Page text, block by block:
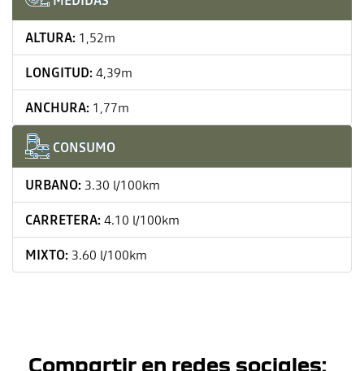
ALTURA: 1,52m
LONGITUD:4,39m
ANCHURA: 1,77m
CONSUMO
URBANO: 3.30 l/100km
CARRETERA:4.10 l/100km
MIXTO: 3.60 l/100km
Compartir en redes sociales: